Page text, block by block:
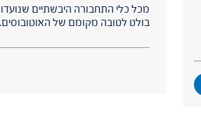
מכל כלי התחבורה היבשתיים
בולט לטובה מקומם של